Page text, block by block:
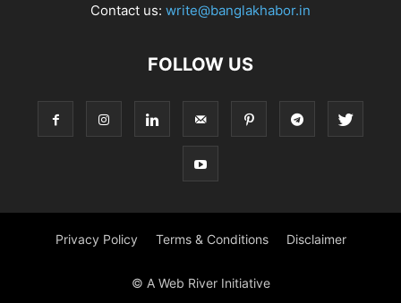
Contact us: write@banglakhabor.in
FOLLOW US
Privacy Policy Terms & Conditions Disclaimer
© A Web River Initiative